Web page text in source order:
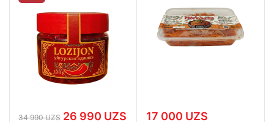
34 990UZS Первоначальная
26 990 UZS Текущая17 000 UZS